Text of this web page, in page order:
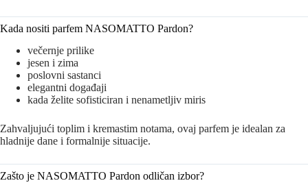
Kada nositi parfem NASOMATTO Pardon?
večernje prilike
jesen i zima
poslovni sastanci
elegantni događaji
kada želite sofisticiran i nenametljiv miris
Zahvaljujući toplim i kremastim notama, ovaj parfem je idealan za
hladnije dane i formalnije situacije.
Zašto je NASOMATTO Pardon odličan izbor?